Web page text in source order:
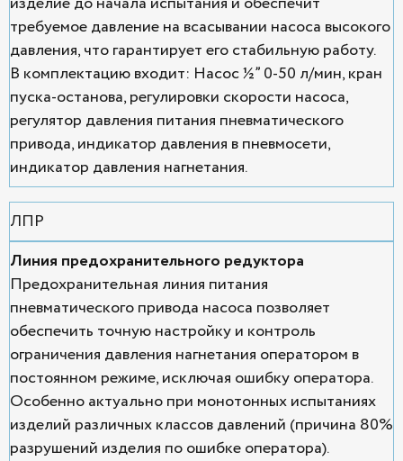
требуемое давление на всасывании насоса высокого
давления, что гарантирует его стабильную работу.
В комплектацию входит: Насос ½” 0-50 л/мин, кран
пуска-останова, регулировки скорости насоса,
регулятор давления питания пневматического
привода, индикатор давления в пневмосети,
индикатор давления нагнетания.
ЛПР
Линия предохранительного редуктора
Предохранительная линия питания
пневматического привода насоса позволяет
обеспечить точную настройку и контроль
ограничения давления нагнетания оператором в
постоянном режиме, исключая ошибку оператора.
Особенно актуально при монотонных испытаниях
изделий различных классов давлений (причина 80%
разрушений изделия по ошибке оператора).